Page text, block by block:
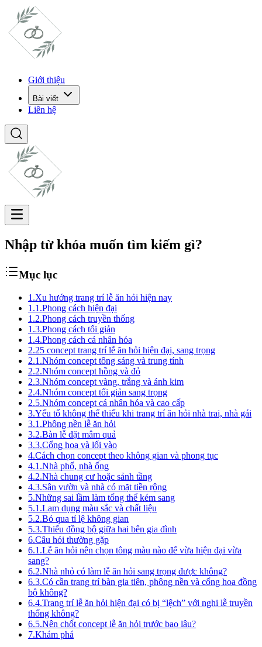
Giới thiệu
Bài viết
Liên hệ
Nhập từ khóa muốn tìm kiếm gì?
Mục lục
1.Xu hướng trang trí lễ ăn hỏi hiện nay
1.1.Phong cách hiện đại
1.2.Phong cách truyền thống
1.3.Phong cách tối giản
1.4.Phong cách cá nhân hóa
2.25 concept trang trí lễ ăn hỏi hiện đại, sang trọng
2.1.Nhóm concept tông sáng và trung tính
2.2.Nhóm concept hồng và đỏ
2.3.Nhóm concept vàng, trắng và ánh kim
2.4.Nhóm concept tối giản sang trọng
2.5.Nhóm concept cá nhân hóa và cao cấp
3.Yếu tố không thể thiếu khi trang trí ăn hỏi nhà trai, nhà gái
3.1.Phông nền lễ ăn hỏi
3.2.Bàn lễ đặt mâm quả
3.3.Cổng hoa và lối vào
4.Cách chọn concept theo không gian và phong tục
4.1.Nhà phố, nhà ống
4.2.Nhà chung cư hoặc sảnh tầng
4.3.Sân vườn và nhà có mặt tiền rộng
5.Những sai lầm làm tổng thể kém sang
5.1.Lạm dụng màu sắc và chất liệu
5.2.Bỏ qua tỉ lệ không gian
5.3.Thiếu đồng bộ giữa hai bên gia đình
6.Câu hỏi thường gặp
6.1.Lễ ăn hỏi nên chọn tông màu nào để vừa hiện đại vừa
sang?
6.2.Nhà nhỏ có làm lễ ăn hỏi sang trọng được không?
6.3.Có cần trang trí bàn gia tiên, phông nền và cổng hoa đồng
bộ không?
6.4.Trang trí lễ ăn hỏi hiện đại có bị “lệch” với nghi lễ truyền
thống không?
6.5.Nên chốt concept lễ ăn hỏi trước bao lâu?
7.Khám phá